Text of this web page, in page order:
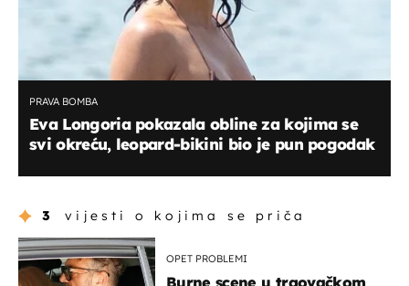
PRAVA BOMBA
Eva Longoria pokazala obline za kojima se
svi okreću, leopard-bikini bio je pun pogodak
3 vijesti o kojima se priča
OPET PROBLEMI
Burne scene u trgovačkom